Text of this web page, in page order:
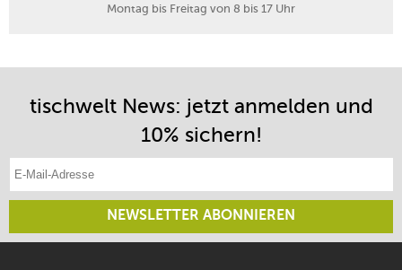
Montag bis Freitag von 8 bis 17 Uhr
tischwelt News: jetzt anmelden und
10% sichern!
NEWSLETTER ABONNIEREN